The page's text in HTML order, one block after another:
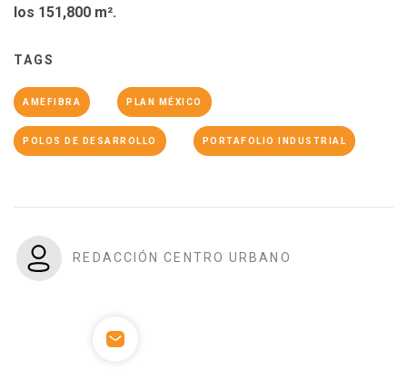
los 151,800 m².
TAGS
AMEFIBRA PLAN MÉXICO
POLOS DE DESARROLLO PORTAFOLIO INDUSTRIAL
REDACCIÓN CENTRO URBANO